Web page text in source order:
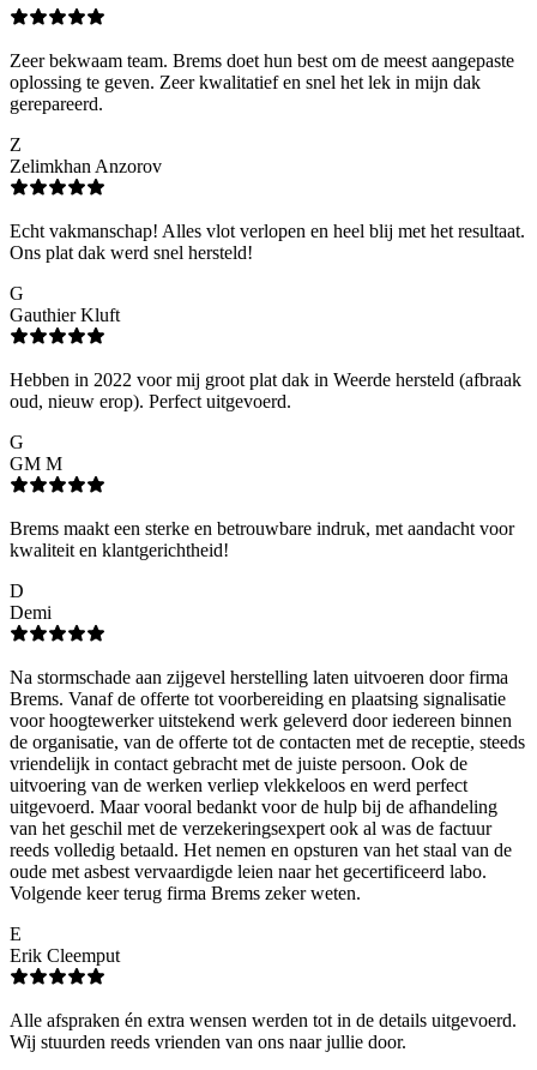
Zeer bekwaam team. Brems doet hun best om de meest aangepaste
oplossing te geven. Zeer kwalitatief en snel het lek in mijn dak
gerepareerd.
Z
Zelimkhan Anzorov
Echt vakmanschap! Alles vlot verlopen en heel blij met het resultaat.
Ons plat dak werd snel hersteld!
G
Gauthier Kluft
Hebben in 2022 voor mij groot plat dak in Weerde hersteld (afbraak
oud, nieuw erop). Perfect uitgevoerd.
G
GM M
Brems maakt een sterke en betrouwbare indruk, met aandacht voor
kwaliteit en klantgerichtheid!
D
Demi
Na stormschade aan zijgevel herstelling laten uitvoeren door firma
Brems. Vanaf de offerte tot voorbereiding en plaatsing signalisatie
voor hoogtewerker uitstekend werk geleverd door iedereen binnen
de organisatie, van de offerte tot de contacten met de receptie, steeds
vriendelijk in contact gebracht met de juiste persoon. Ook de
uitvoering van de werken verliep vlekkeloos en werd perfect
uitgevoerd. Maar vooral bedankt voor de hulp bij de afhandeling
van het geschil met de verzekeringsexpert ook al was de factuur
reeds volledig betaald. Het nemen en opsturen van het staal van de
oude met asbest vervaardigde leien naar het gecertificeerd labo.
Volgende keer terug firma Brems zeker weten.
E
Erik Cleemput
Alle afspraken én extra wensen werden tot in de details uitgevoerd.
Wij stuurden reeds vrienden van ons naar jullie door.